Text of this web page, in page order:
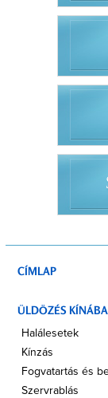
CÍMLAP
ÜLDÖZÉS
Halálesetek
Kínzás
Fogvatartás és
Szervrablás